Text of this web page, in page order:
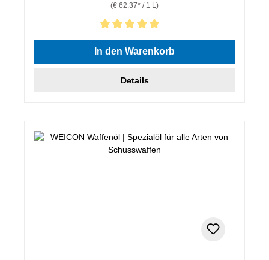
(€ 62,37* / 1 L)
Durchschnittliche Bewertung von 5 von 5 Sternen
In den Warenkorb
Details